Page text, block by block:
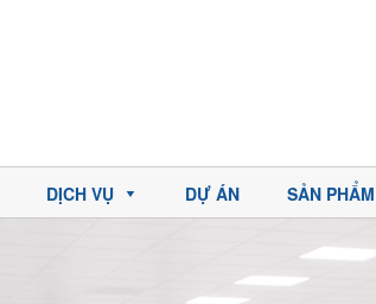
DỊCH VỤ DỰ ÁN SẢN PHẨM